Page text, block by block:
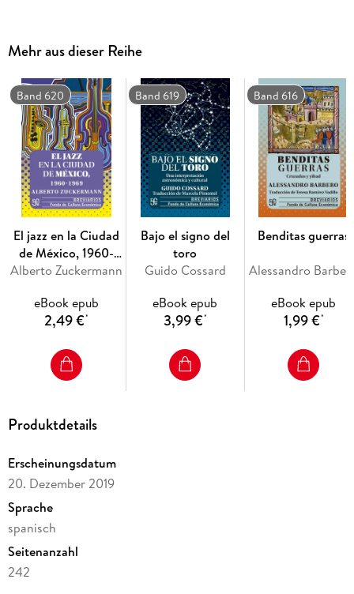
Mehr aus dieser Reihe
Band 620
El jazz en la Ciudad
de México, 1960-
1969
Alberto Zuckermann
eBook epub
2,49 €*
Band 619
Bajo el signo del
toro
Guido Cossard
eBook epub
3,99 €*
Band 616
Benditas guerras
Alessandro
eBook epub
1,99 €*
Produktdetails
Erscheinungsdatum
20. Dezember 2019
Sprache
spanisch
Seitenanzahl
242